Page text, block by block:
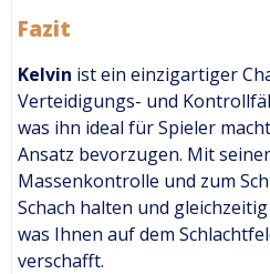
Fazit
Kelvin ist ein einzigartiger
Verteidigungs- und
was ihn ideal für Spieler
Ansatz bevorzugen. Mit
Massenkontrolle und zum
Schach halten und
was Ihnen auf dem
verschafft.